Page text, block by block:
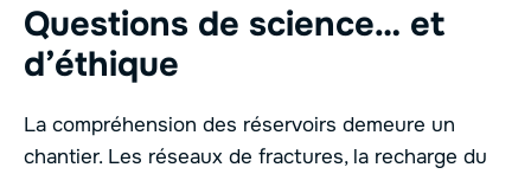
Questions de science… et
d’éthique
La compréhension des réservoirs demeure un
chantier. Les réseaux de fractures, la recharge du